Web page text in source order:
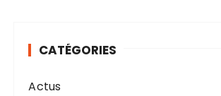
e CATÉGORIES
Actus